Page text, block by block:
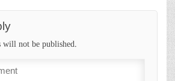
will not be published.